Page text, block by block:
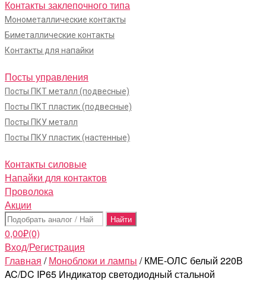
Контакты заклепочного типа
Монометаллические контакты
Биметаллические контакты
Контакты для напайки
Посты управления
Посты ПКТ металл (подвесные)
Посты ПКТ пластик (подвесные)
Посты ПКУ металл
Посты ПКУ пластик (настенные)
Контакты силовые
Напайки для контактов
Проволока
Акции
Поиск:
0,00₽(0)
Вход/Регистрация
Главная /Моноблоки и лампы / КМЕ-ОЛС белый 220В
AC/DC IP65 Индикатор светодиодный стальной